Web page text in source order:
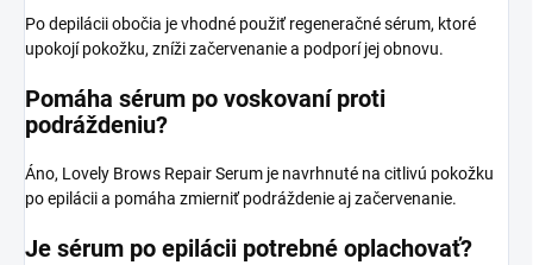
Po depilácii obočia je vhodné použiť regeneračné sérum, ktoré
upokojí pokožku, zníži začervenanie a podporí jej obnovu.
Pomáha sérum po voskovaní proti
podráždeniu?
Áno, Lovely Brows Repair Serum je navrhnuté na citlivú pokožku
po epilácii a pomáha zmierniť podráždenie aj začervenanie.
Je sérum po epilácii potrebné oplachovať?